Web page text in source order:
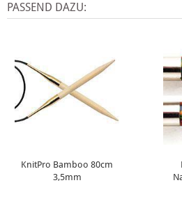
PASSEND DAZU:
KnitPro Bamboo 80cm
3,5mm